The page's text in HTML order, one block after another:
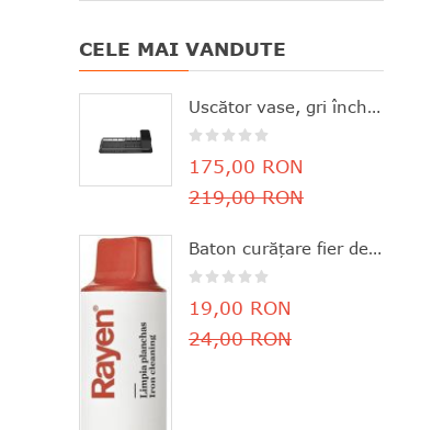
CELE MAI VANDUTE
Uscător vase, gri închis, aluminiu+plastic, 46.3x20x12.6 cm, Brabantia - 8710755117268
175,00 RON
219,00 RON
Baton curăţare fier de călcat, parfum de lămâie, 11.8x3 cm, Rayen - 8412955061630
19,00 RON
24,00 RON